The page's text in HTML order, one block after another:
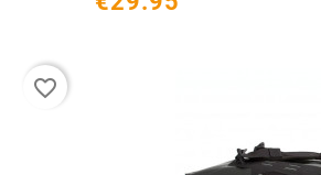
favorite_border